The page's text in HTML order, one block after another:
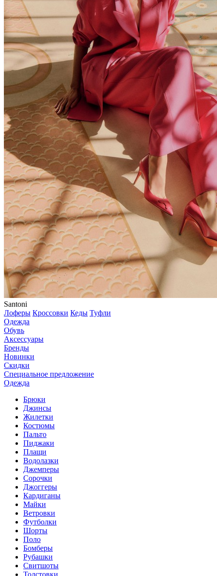
Santoni
Лоферы Кроссовки Кеды Туфли
Одежда
Обувь
Аксессуары
Бренды
Новинки
Скидки
Специальное предложение
Одежда
Брюки
Джинсы
Жилетки
Костюмы
Пальто
Пиджаки
Плащи
Водолазки
Джемперы
Сорочки
Джоггеры
Кардиганы
Майки
Ветровки
Футболки
Шорты
Поло
Бомберы
Рубашки
Свитшоты
Толстовки